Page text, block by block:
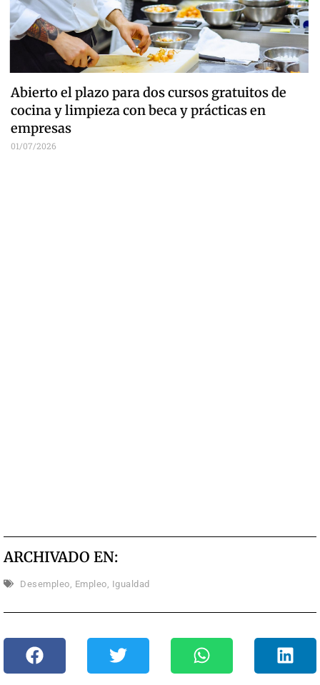
Abierto el plazo para dos cursos gratuitos de
cocina y limpieza con beca y prácticas en
empresas
01/07/2026
ARCHIVADO EN:
Desempleo Empleo Igualdad